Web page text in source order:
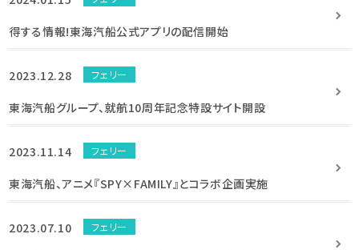
得する情報!東海汽船公式アプリの配信開始
2023.12.28 フェリー
東海汽船グループ、就航10周年記念特設サイト開設
2023.11.14 フェリー
東海汽船、アニメ『SPY×FAMILY』とコラボ企画実施
2023.07.10 フェリー